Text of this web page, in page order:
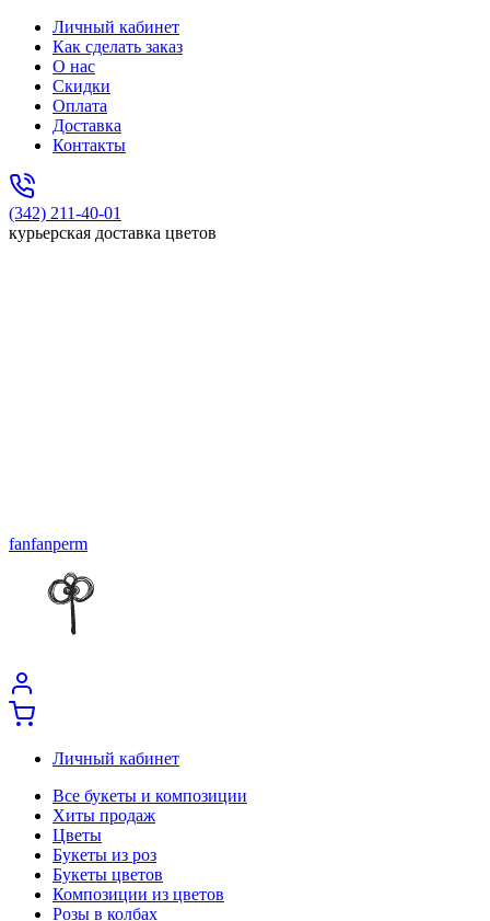
Личный кабинет
Как сделать заказ
О нас
Скидки
Оплата
Доставка
Контакты
(342) 211-40-01
курьерская доставка цветов
fanfanperm
Личный кабинет
Все букеты и композиции
Хиты продаж
Цветы
Букеты из роз
Букеты цветов
Композиции из цветов
Розы в колбах